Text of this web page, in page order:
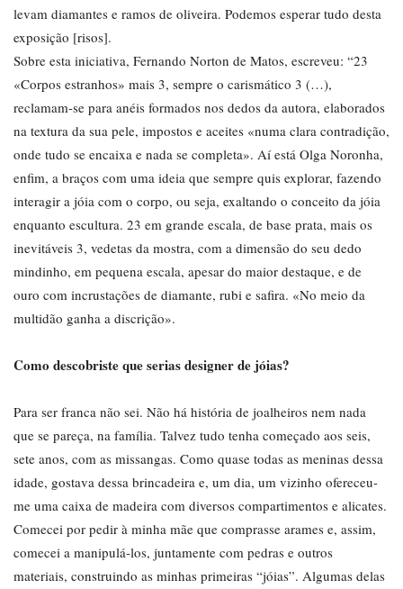
levam diamantes e ramos de oliveira. Podemos esperar tudo desta
exposição [risos].
Sobre esta iniciativa, Fernando Norton de Matos, escreveu: “23
«Corpos estranhos» mais 3, sempre o carismático 3 (…),
reclamam-se para anéis formados nos dedos da autora, elaborados
na textura da sua pele, impostos e aceites «numa clara contradição,
onde tudo se encaixa e nada se completa». Aí está Olga Noronha,
enfim, a braços com uma ideia que sempre quis explorar, fazendo
interagir a jóia com o corpo, ou seja, exaltando o conceito da jóia
enquanto escultura. 23 em grande escala, de base prata, mais os
inevitáveis 3, vedetas da mostra, com a dimensão do seu dedo
mindinho, em pequena escala, apesar do maior destaque, e de
ouro com incrustações de diamante, rubi e safira. «No meio da
multidão ganha a discrição».
Como descobriste que serias designer de jóias?
Para ser franca não sei. Não há história de joalheiros nem nada
que se pareça, na família. Talvez tudo tenha começado aos seis,
sete anos, com as missangas. Como quase todas as meninas dessa
idade, gostava dessa brincadeira e, um dia, um vizinho ofereceu-
me uma caixa de madeira com diversos compartimentos e alicates.
Comecei por pedir à minha mãe que comprasse arames e, assim,
comecei a manipulá-los, juntamente com pedras e outros
materiais, construindo as minhas primeiras “jóias”. Algumas delas